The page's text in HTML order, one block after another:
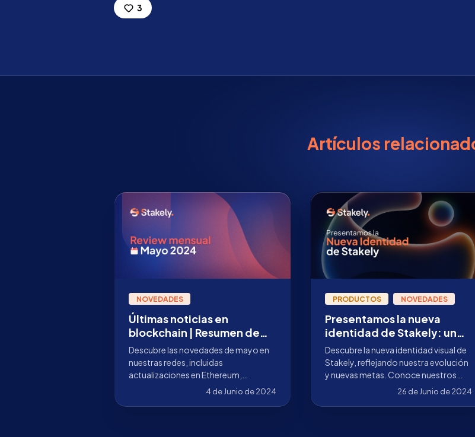
3
Artículos
NOVEDADES
Últimas noticias en
blockchain | Resumen de
noticias de mayo
Descubre las novedades de mayo en
nuestras redes, incluidas
actualizaciones en Ethereum,
Polkadot, Cosmos y más. Mantente
4 de Junio de 2024
PRODUCTOS NOVEDADES
Presentamos la nueva
identidad de Stakely: un
nuevo comienzo
Descubre la nueva identidad visual de
Stakely, reflejando nuestra evolución
y nuevas metas. Conoce nuestros
orígenes y nuestra nueva visión.
26 de Junio de 2024